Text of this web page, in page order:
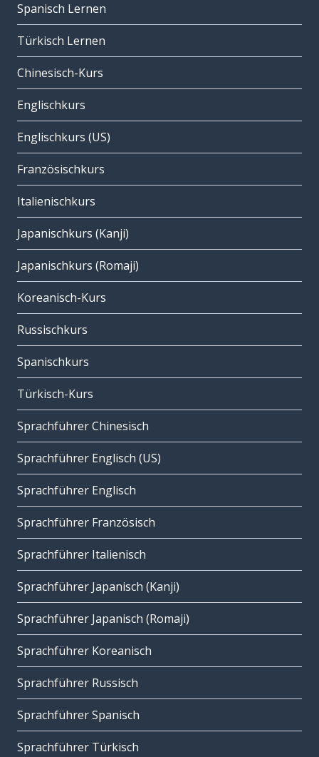
Spanisch Lernen
Türkisch Lernen
Chinesisch-Kurs
Englischkurs
Englischkurs (US)
Französischkurs
Italienischkurs
Japanischkurs (Kanji)
Japanischkurs (Romaji)
Koreanisch-Kurs
Russischkurs
Spanischkurs
Türkisch-Kurs
Sprachführer Chinesisch
Sprachführer Englisch (US)
Sprachführer Englisch
Sprachführer Französisch
Sprachführer Italienisch
Sprachführer Japanisch (Kanji)
Sprachführer Japanisch (Romaji)
Sprachführer Koreanisch
Sprachführer Russisch
Sprachführer Spanisch
Sprachführer Türkisch